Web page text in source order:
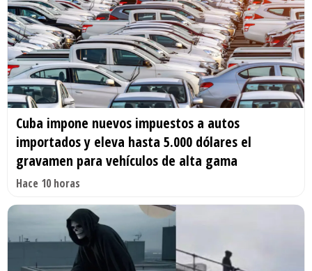
Cuba impone nuevos impuestos a autos
importados y eleva hasta 5.000 dólares el
gravamen para vehículos de alta gama
Hace 10 horas